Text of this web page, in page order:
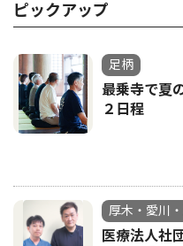
ピックアップ
足柄
最乗寺で夏
２日程
厚木・愛川・
医療法人社